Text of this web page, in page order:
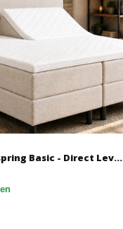
Basic - Direct Lev...